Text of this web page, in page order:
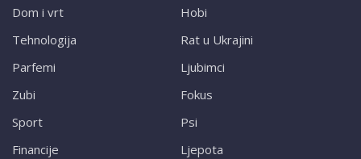
Dom i vrt
Tehnologija
Parfemi
Zubi
Sport
Financije
Hobi
Rat u Ukrajini
Ljubimci
Fokus
Psi
Ljepota